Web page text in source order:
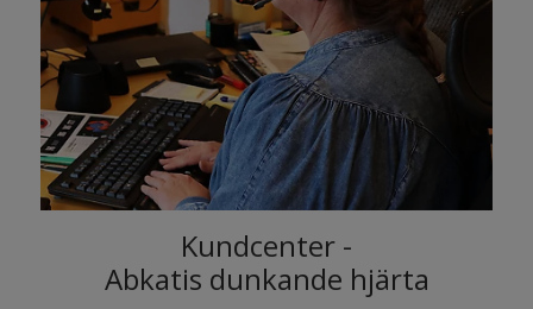
Kundcenter -
Abkatis dunkande hjärta